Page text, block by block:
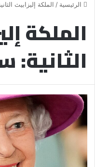
الرئيسية / الملكة إليزابيث
الملكة